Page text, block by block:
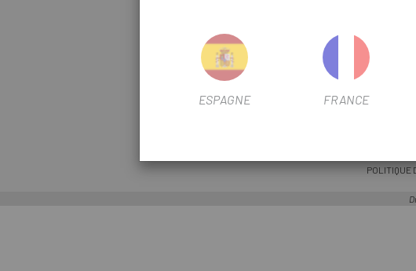
VÉLOS
ROUES
ACCESSOIRES
POLITIQUE
ESPAGNE FRANCE